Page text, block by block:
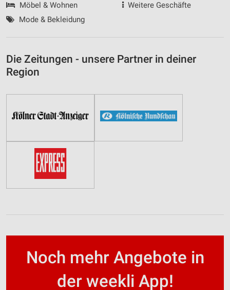
Möbel & Wohnen
Mode & Bekleidung
Weitere Geschäfte
Die Zeitungen - unsere Partner in deiner
Region
Noch mehr Angebote in
der weekli App!